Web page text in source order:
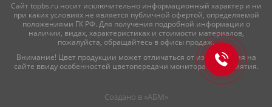
Сайт topbs.ru носит исключительно информационный характер и ни
при каких условиях не является публичной офертой, определяемой
положениями ГК РФ. Для получения подробной информации о
наличии, видах, характеристиках и стоимости материалов,
пожалуйста, обращайтесь в офисы продаж.
Внимание! Цвет продукции может отличаться от изображения на
сайте ввиду особенностей цветопередачи монитора и восприятия.
Создано в «АБМ»